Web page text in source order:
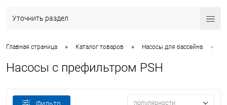
Уточнить раздел
Главная страница • Каталог товаров • Насосы для бассейна •
Насосы с префильтром PSH
Фильтр популярности